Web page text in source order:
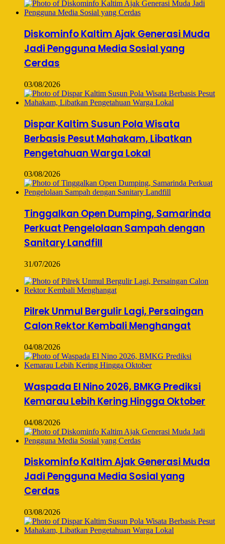
Diskominfo Kaltim Ajak Generasi Muda
Jadi Pengguna Media Sosial yang
Cerdas
03/08/2026
Dispar Kaltim Susun Pola Wisata
Berbasis Pesut Mahakam, Libatkan
Pengetahuan Warga Lokal
03/08/2026
Tinggalkan Open Dumping, Samarinda
Perkuat Pengelolaan Sampah dengan
Sanitary Landfill
31/07/2026
Pilrek Unmul Bergulir Lagi, Persaingan
Calon Rektor Kembali Menghangat
04/08/2026
Waspada El Nino 2026, BMKG Prediksi
Kemarau Lebih Kering Hingga Oktober
04/08/2026
Diskominfo Kaltim Ajak Generasi Muda
Jadi Pengguna Media Sosial yang
Cerdas
03/08/2026